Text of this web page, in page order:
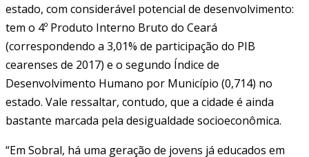
estado, com considerável potencial de desenvolvimento:
tem o 4º Produto Interno Bruto do Ceará
(correspondendo a 3,01% de participação do PIB
cearenses de 2017) e o segundo Índice de
Desenvolvimento Humano por Município (0,714) no
estado. Vale ressaltar, contudo, que a cidade é ainda
bastante marcada pela desigualdade socioeconômica.
“Em Sobral, há uma geração de jovens já educados em